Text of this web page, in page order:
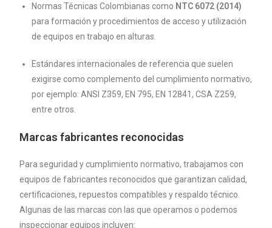
Normas Técnicas Colombianas como NTC 6072 (2014)
para formación y procedimientos de acceso y utilización
de equipos en trabajo en alturas.
Estándares internacionales de referencia que suelen
exigirse como complemento del cumplimiento normativo,
por ejemplo: ANSI Z359, EN 795, EN 12841, CSA Z259,
entre otros.
Marcas fabricantes reconocidas
Para seguridad y cumplimiento normativo, trabajamos con
equipos de fabricantes reconocidos que garantizan calidad,
certificaciones, repuestos compatibles y respaldo técnico.
Algunas de las marcas con las que operamos o podemos
inspeccionar equipos incluyen: